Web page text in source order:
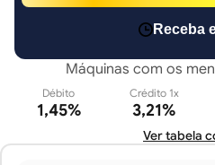
Receba
Máquinas com os
Débito
1,45%
Crédito 1x
3,21%
Ver tabela